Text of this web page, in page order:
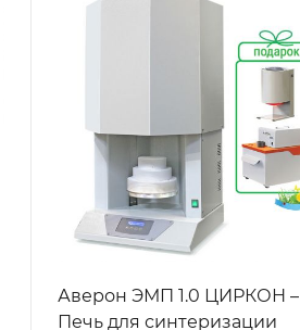
Аверон ЭМП 1.0 ЦИРКОН –
Печь для синтеризации